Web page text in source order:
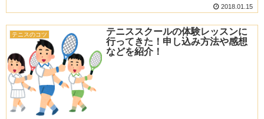
2018.01.15
テニスのコツ
テニススクールの体験レッスンに
行ってきた！申し込み方法や感想
などを紹介！